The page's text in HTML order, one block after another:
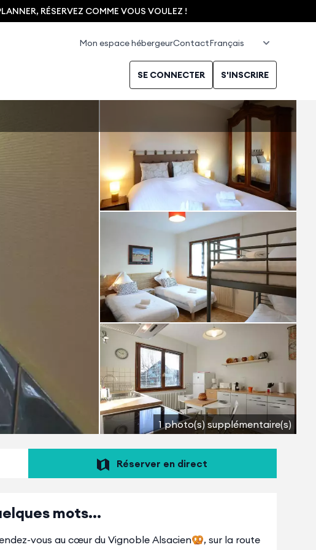
RÉSERVEZ COMME VOUS VOULEZ !
Mon espace hébergeurContact
SE CONNECTER S'INSCRIRE
1 photo(s) supplémentaire(s)
Réserver en direct
mots...
vous au cœur du Vignoble Alsacien🥨, sur la route